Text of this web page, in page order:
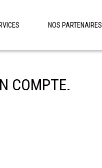
NOS PARTENAIRES
COMPTE.